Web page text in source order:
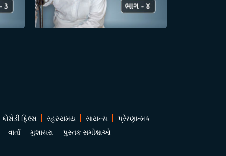
કોમેડી ફિલ્મ રહસ્યમય સાયન્સ
પ્રેરણાત્મક
વાર્તા
મુશાયરા પુસ્તક સમીક્ષાઓ